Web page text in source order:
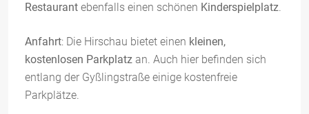
Restaurant ebenfalls einen schönen Kinderspielplatz.
Anfahrt: Die Hirschau bietet einen kleinen,
kostenlosen Parkplatz an. Auch hier befinden sich
entlang der Gyßlingstraße einige kostenfreie
Parkplätze.